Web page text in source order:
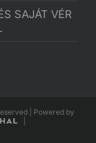
SAJÁT VÉR
| Powered by